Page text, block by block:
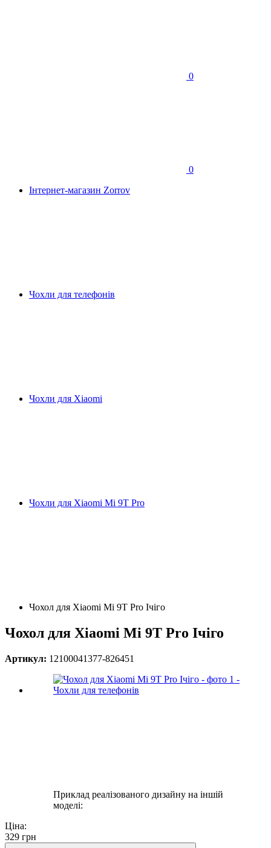
0
0
Інтернет-магазин Zorrov
Чохли для телефонів
Чохли для Xiaomi
Чохли для Xiaomi Mi 9T Pro
Чохол для Xiaomi Mi 9T Pro Ічіго
Чохол для Xiaomi Mi 9T Pro Ічіго
Артикул: 12100041377-826451
Приклад реалізованого дизайну на іншій
моделі:
Ціна:
329 грн